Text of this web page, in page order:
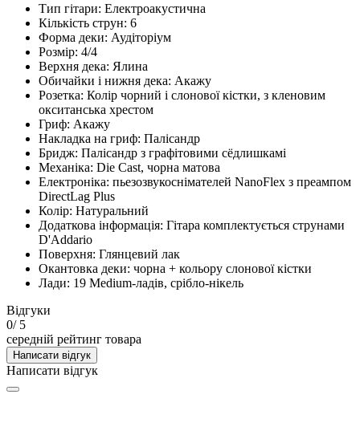
Тип гітари: Електроакустична
Кількість струн: 6
Форма деки: Аудіторіум
Розмір: 4/4
Верхня дека: Ялина
Обичайки і нижня дека: Акажу
Розетка: Колір чорний і слонової кістки, з кленовим
окситанська хрестом
Гриф: Акажу
Накладка на гриф: Палісандр
Бридж: Палісандр з графітовими сёдлишкамі
Механіка: Die Cast, чорна матова
Електроніка: пьезозвукоснімателей NanoFlex з преампом
DirectLag Plus
Колір: Натуральний
Додаткова інформація: Гітара комплектується струнами
D'Addario
Поверхня: Глянцевий лак
Окантовка деки: чорна + кольору слонової кістки
Лади: 19 Medium-ладів, срібло-нікель
Відгуки
0/ 5
середній рейтинг товара
Написати відгук
Написати відгук